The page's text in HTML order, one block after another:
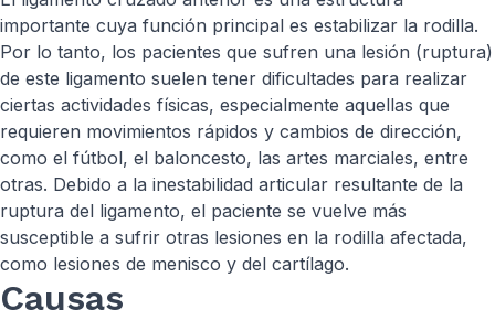
importante cuya función principal es estabilizar la rodilla.
Por lo tanto, los pacientes que sufren una lesión (ruptura)
de este ligamento suelen tener dificultades para realizar
ciertas actividades físicas, especialmente aquellas que
requieren movimientos rápidos y cambios de dirección,
como el fútbol, el baloncesto, las artes marciales, entre
otras. Debido a la inestabilidad articular resultante de la
ruptura del ligamento, el paciente se vuelve más
susceptible a sufrir otras lesiones en la rodilla afectada,
como lesiones de menisco y del cartílago.
Causas